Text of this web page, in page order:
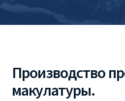
Производство
макулатуры.